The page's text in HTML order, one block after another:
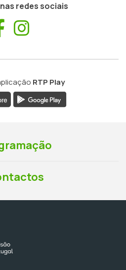
redes sociais
Facebook
RTP Play